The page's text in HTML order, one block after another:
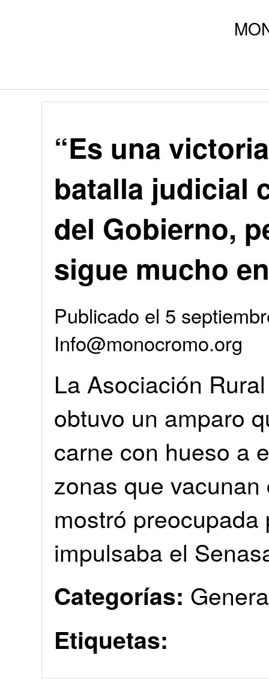
“Es una
batalla judicial
del Gobierno,
sigue mucho
Publicado el 5
Info@monocromo.org
La Asociación
obtuvo un amparo
carne con hueso a
zonas que
mostró
impulsaba el
Categorías:
Etiquetas: